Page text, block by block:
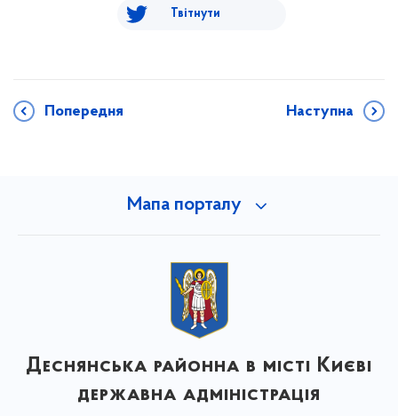
Твітнути
Попередня Наступна
Мапа порталу
Деснянська районна в місті Києві
державна адміністрація